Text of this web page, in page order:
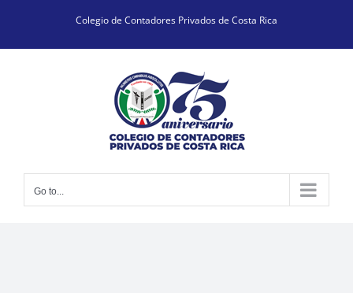
content
Colegio de Contadores Privados de Costa Rica
Go to...